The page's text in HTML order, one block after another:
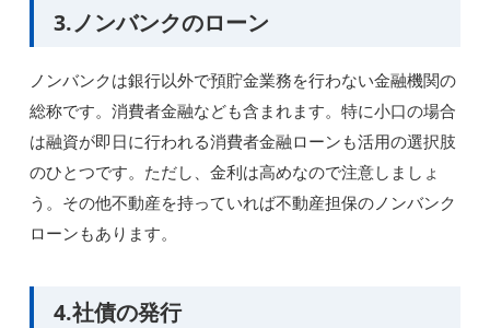
3.ノンバンクのローン
ノンバンクは銀行以外で預貯金業務を行わない金融機関の
総称です。消費者金融なども含まれます。特に小口の場合
は融資が即日に行われる消費者金融ローンも活用の選択肢
のひとつです。ただし、金利は高めなので注意しましょ
う。その他不動産を持っていれば不動産担保のノンバンク
ローンもあります。
4.社債の発行